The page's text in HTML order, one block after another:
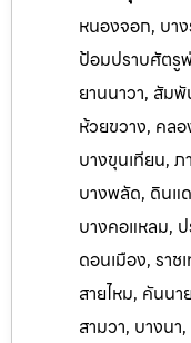
หนองจอก, บา
ป้อมปราบศัตรู
ยานนาวา, สัม
ห้วยขวาง, คล
บางขุนเทียน,
บางพลัด, ดินแ
บางคอแหลม,
ดอนเมือง, รา
สายไหม, คันน
สามวา, บางน